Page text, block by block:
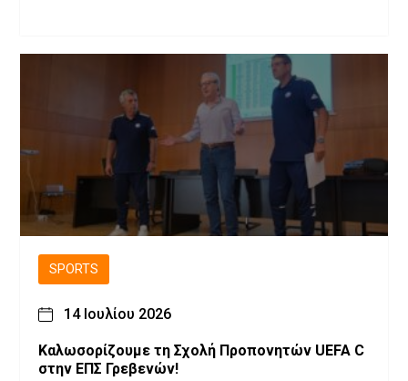
SPORTS
14 Ιουλίου 2026
Καλωσορίζουμε τη Σχολή Προπονητών UEFA C
στην ΕΠΣ Γρεβενών!